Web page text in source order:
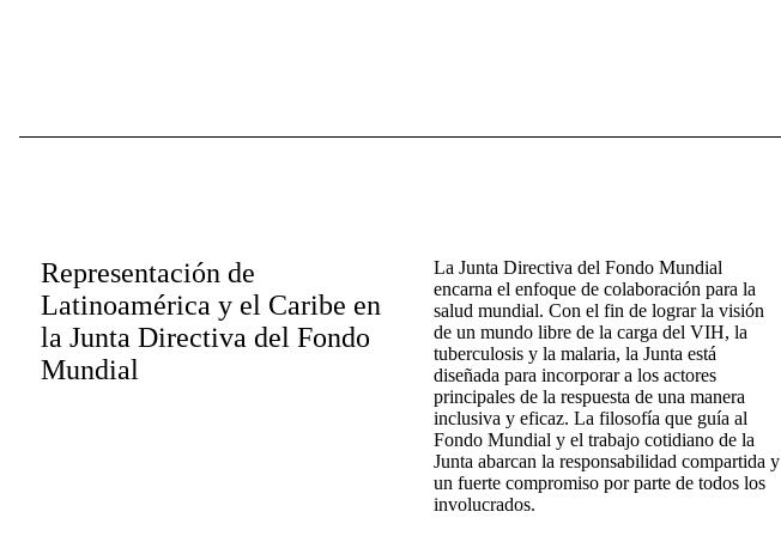
Representación de
Latinoamérica y el Caribe en
la Junta Directiva del Fondo
Mundial
La Junta Directiva del Fondo Mundial
encarna el enfoque de colaboración para la
salud mundial. Con el fin de lograr la visión
de un mundo libre de la carga del VIH, la
tuberculosis y la malaria, la Junta está
diseñada para incorporar a los actores
principales de la respuesta de una manera
inclusiva y eficaz. La filosofía que guía al
Fondo Mundial y el trabajo cotidiano de la
Junta abarcan la responsabilidad compartida y
un fuerte compromiso por parte de todos los
involucrados.